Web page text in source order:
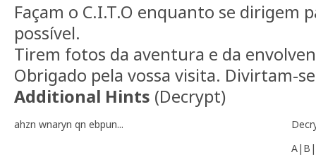
Façam o C.I.T.O enquanto se dirigem
possível.
Tirem fotos da aventura e da
Obrigado pela vossa visita. Divirtam-
Additional Hints (Decrypt)
ahzn wnaryn qn ebpun...